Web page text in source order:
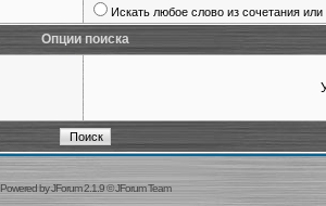
Искать любое слово из сочетания или
Опции поиска
Powered byJForum 2.1.9©JForum Team